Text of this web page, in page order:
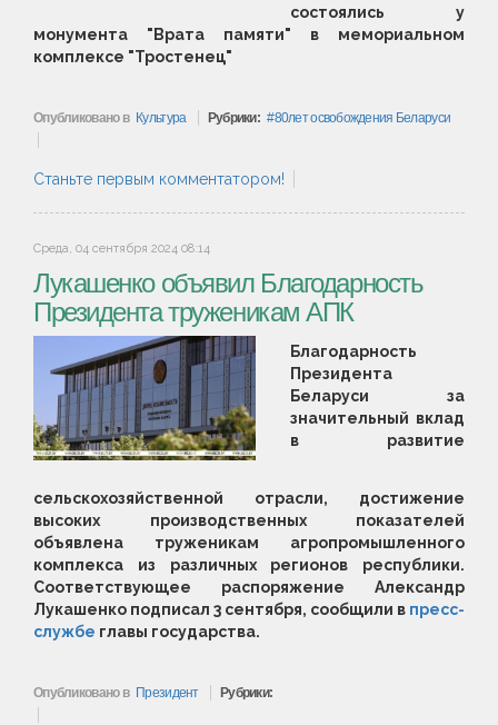
состоялись у
монумента "Врата памяти" в мемориальном
комплексе "Тростенец"
Опубликовано в Культура Рубрики: 80лет освобождения Беларуси
Станьте первым комментатором!
Среда, 04 сентября 2024 08:14
Лукашенко объявил Благодарность
Президента труженикам АПК
Благодарность
Президента
Беларуси за
значительный вклад
в развитие
сельскохозяйственной отрасли, достижение
высоких производственных показателей
объявлена труженикам агропромышленного
комплекса из различных регионов республики.
Соответствующее распоряжение Александр
Лукашенко подписал 3 сентября, сообщили в пресс-
службе главы государства.
Опубликовано в Президент Рубрики: